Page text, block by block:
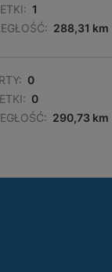
1
288,31 km
0
0
290,73 km